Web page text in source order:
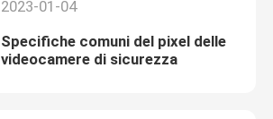
2023-01-04
Specifiche comuni del pixel delle
videocamere di sicurezza